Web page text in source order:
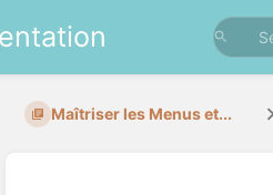
Maîtriser les Menus et...